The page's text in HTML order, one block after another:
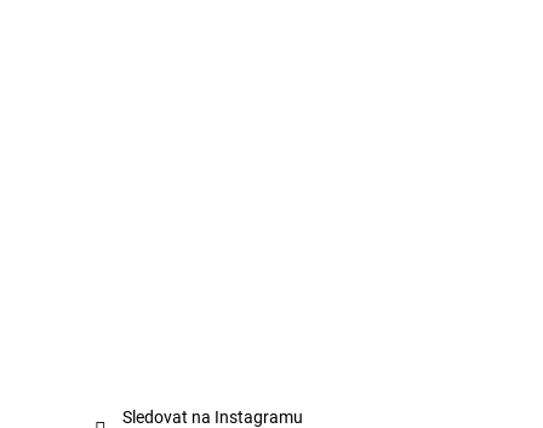
Sledovat na Instagramu